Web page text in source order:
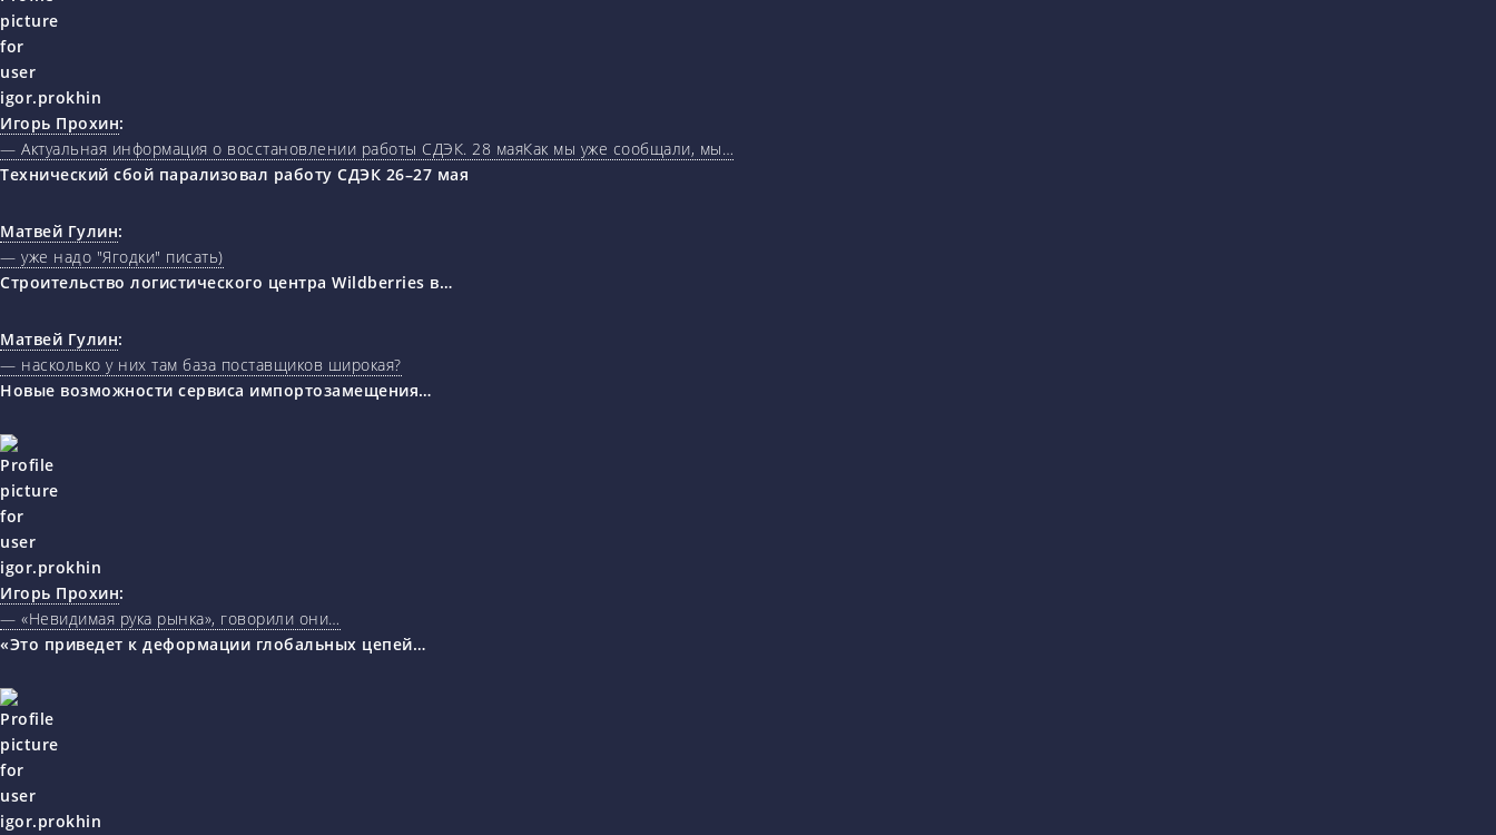
Игорь Прохин:
— Актуальная информация о восстановлении работы СДЭК. 28 маяКак мы уже сообщали, мы…
Технический сбой парализовал работу СДЭК 26–27 мая
Матвей Гулин:
— уже надо "Ягодки" писать)
Строительство логистического центра Wildberries в…
Матвей Гулин:
— насколько у них там база поставщиков широкая?
Новые возможности сервиса импортозамещения…
Игорь Прохин:
— «Невидимая рука рынка», говорили они…
«Это приведет к деформации глобальных цепей…